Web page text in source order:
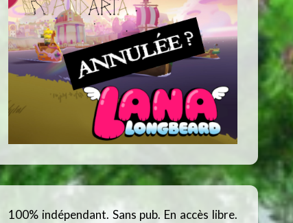
100% indépendant. Sans pub. En accès libre.